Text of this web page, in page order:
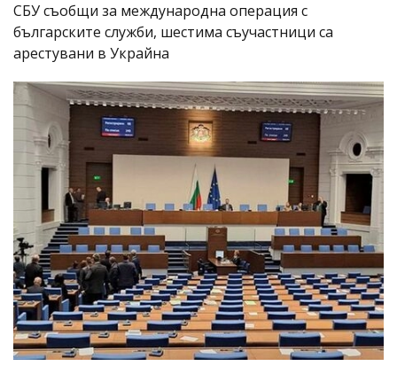
СБУ съобщи за международна операция с
българските служби, шестима съучастници са
арестувани в Украйна